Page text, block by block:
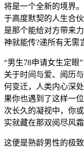
将是一个全新的境界
于高度默契的人生合
是那个能给对方带来
神就能传?递所有无需
“男生78申请女生定眼
关于时间与爱、阅历
何变迁，人类内心深
果你也遇到了这样一
次长久的凝视中，你
实就藏在那双阅尽风
这便是熟龄男性的极